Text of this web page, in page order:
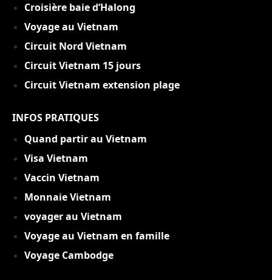
Croisière baie d’Halong
Voyage au Vietnam
Circuit Nord Vietnam
Circuit Vietnam 15 jours
Circuit Vietnam extension plage
INFOS PRATIQUES
Quand partir au Vietnam
Visa Vietnam
Vaccin Vietnam
Monnaie Vietnam
voyager au Vietnam
Voyage au Vietnam en famille
Voyage Cambodge